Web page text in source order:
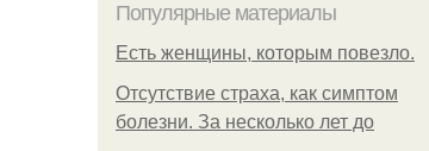
Популярные материалы
Есть женщины, которым повезло.
Отсутствие страха, как симптом
болезни. За несколько лет до